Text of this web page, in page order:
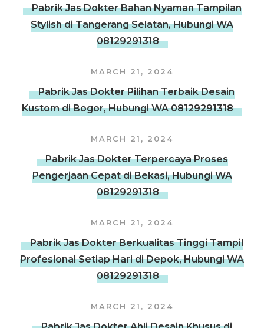
Pabrik Jas Dokter Bahan Nyaman Tampilan
Stylish di Tangerang Selatan, Hubungi WA
08129291318
MARCH 21, 2024
Pabrik Jas Dokter Pilihan Terbaik Desain
Kustom di Bogor, Hubungi WA 08129291318
MARCH 21, 2024
Pabrik Jas Dokter Terpercaya Proses
Pengerjaan Cepat di Bekasi, Hubungi WA
08129291318
MARCH 21, 2024
Pabrik Jas Dokter Berkualitas Tinggi Tampil
Profesional Setiap Hari di Depok, Hubungi WA
08129291318
MARCH 21, 2024